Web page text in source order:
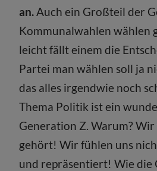
an.Auch ein Großteil der
Kommunalwahlen wählen
leicht fällt einem die
Partei man wählen soll ja
das alles irgendwie noch
Thema Politik ist ein
Generation Z. Warum?
gehört! Wir fühlen uns
und repräsentiert! Wie die